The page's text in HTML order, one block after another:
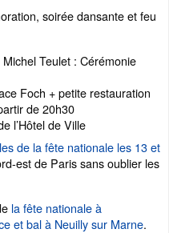
soirée dansante et feu
Teulet : Cérémonie
Foch + petite restauration
de 20h30
l’Hôtel de Ville
de la fête nationale les 13 et
est de Paris sans oublier les
la fête nationale à
et bal à Neuilly sur Marne.